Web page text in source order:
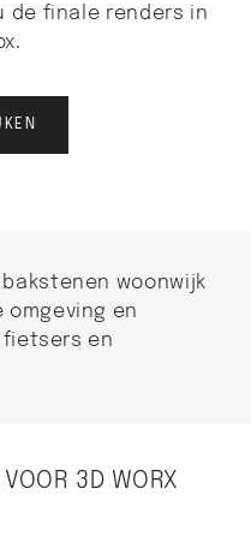
de finale renders in
3D WORX